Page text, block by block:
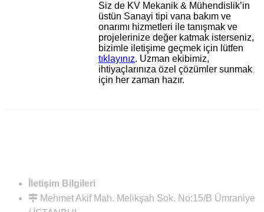
Siz de KV Mekanik & Mühendislik’in
üstün Sanayi tipi vana bakım ve
onarımı hizmetleri ile tanışmak ve
projelerinize değer katmak isterseniz,
bizimle iletişime geçmek için lütfen
tıklayınız. Uzman ekibimiz,
ihtiyaçlarınıza özel çözümler sunmak
için her zaman hazır.
İletişim Bilgileri
Mehmet Akif Mah. Melikşah Sok. No:15/B Ümraniye